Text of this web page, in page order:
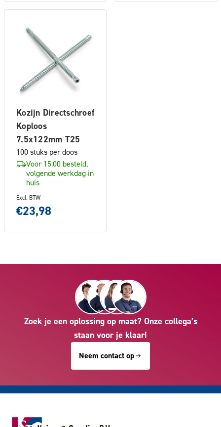
Kozijn Directschroef
Koploos
7.5x122mm T25
100 stuks per doos
Voor 15:00 besteld,
volgende werkdag in
huis
Excl. BTW
€23,98
Zoek je een oplossing op maat? Onze collega’s
staan voor je klaar!
Neem contact op